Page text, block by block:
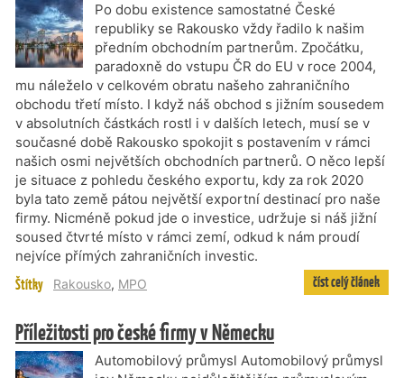
Po dobu existence samostatné České
republiky se Rakousko vždy řadilo k našim
předním obchodním partnerům. Zpočátku,
paradoxně do vstupu ČR do EU v roce 2004,
mu náleželo v celkovém obratu našeho zahraničního
obchodu třetí místo. I když náš obchod s jižním sousedem
v absolutních částkách rostl i v dalších letech, musí se v
současné době Rakousko spokojit s postavením v rámci
našich osmi největších obchodních partnerů. O něco lepší
je situace z pohledu českého exportu, kdy za rok 2020
byla tato země pátou největší exportní destinací pro naše
firmy. Nicméně pokud jde o investice, udržuje si náš jižní
soused čtvrté místo v rámci zemí, odkud k nám proudí
nejvíce přímých zahraničních investic.
Štítky Rakousko, MPO číst celý článek
Příležitosti pro české firmy v Německu
Automobilový průmysl Automobilový průmysl